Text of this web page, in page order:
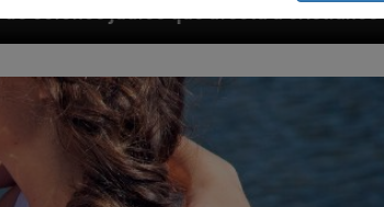
(y no sólo) en Tierra Santa